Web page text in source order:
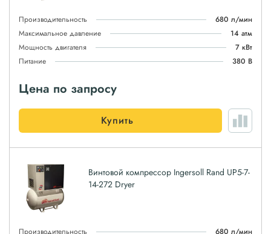
Производительность
680 л/мин
Максимальное давление
14 атм
Мощность двигателя
7 кВт
Питание
380 В
Цена по запросу
Купить
Винтовой компрессор Ingersoll Rand UP5-7-
14-272 Dryer
Производительность 680 л/мин